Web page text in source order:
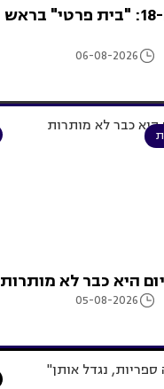
וילה בקומה ה-18: "בית פרטי" בראש
06-08-2026
היא כבר לא מותרות
05-08-2026